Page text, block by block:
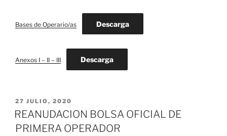
Bases de Operario/as Descarga
Anexos I – II – III Descarga
PUBLICADO
EL
27 JULIO, 2020
REANUDACION BOLSA OFICIAL DE
PRIMERA OPERADOR